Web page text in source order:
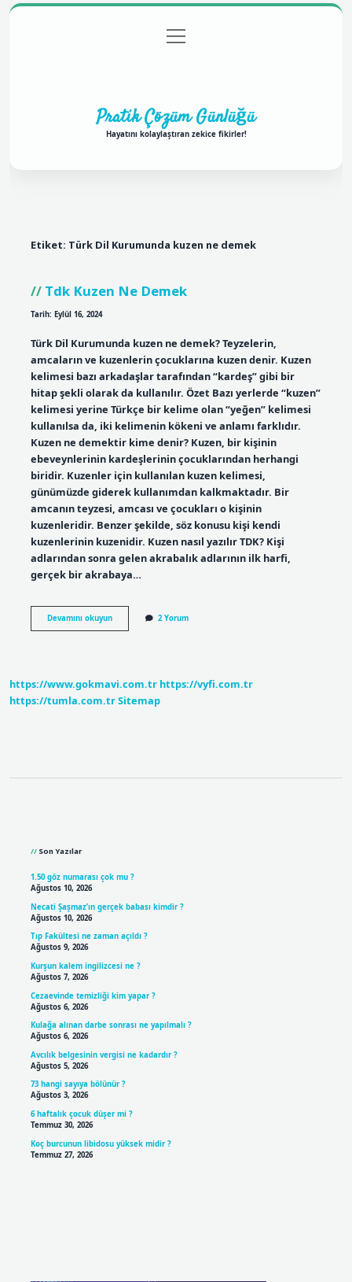
Gizlilik Politikası
menüyü
aç
Pratik Çözüm Günlüğü
Hayatını kolaylaştıran zekice fikirler!
Etiket: Türk Dil Kurumunda kuzen ne demek
Tdk Kuzen Ne Demek
Tarih: Eylül 16, 2024
Türk Dil Kurumunda kuzen ne demek? Teyzelerin,
amcaların ve kuzenlerin çocuklarına kuzen denir. Kuzen
kelimesi bazı arkadaşlar tarafından “kardeş” gibi bir
hitap şekli olarak da kullanılır. Özet Bazı yerlerde “kuzen”
kelimesi yerine Türkçe bir kelime olan “yeğen” kelimesi
kullanılsa da, iki kelimenin kökeni ve anlamı farklıdır.
Kuzen ne demektir kime denir? Kuzen, bir kişinin
ebeveynlerinin kardeşlerinin çocuklarından herhangi
biridir. Kuzenler için kullanılan kuzen kelimesi,
günümüzde giderek kullanımdan kalkmaktadır. Bir
amcanın teyzesi, amcası ve çocukları o kişinin
kuzenleridir. Benzer şekilde, söz konusu kişi kendi
kuzenlerinin kuzenidir. Kuzen nasıl yazılır TDK? Kişi
adlarından sonra gelen akrabalık adlarının ilk harfi,
gerçek bir akrabaya…
Devamını okuyunTdk
Kuzen
2 Yorum
https://www.gokmavi.com.tr https://vyfi.com.tr
https://tumla.com.trSitemap
Son Yazılar
1.50 göz numarası çok mu ?
Ağustos 10, 2026
Necati Şaşmaz’ın gerçek babası kimdir ?
Ağustos 10, 2026
Tıp Fakültesi ne zaman açıldı ?
Ağustos 9, 2026
Kurşun kalem ingilizcesi ne ?
Ağustos 7, 2026
Cezaevinde temizliği kim yapar ?
Ağustos 6, 2026
Kulağa alınan darbe sonrası ne yapılmalı ?
Ağustos 6, 2026
Avcılık belgesinin vergisi ne kadardır ?
Ağustos 5, 2026
73 hangi sayıya bölünür ?
Ağustos 3, 2026
6 haftalık çocuk düşer mi ?
Temmuz 30, 2026
Koç burcunun libidosu yüksek midir ?
Temmuz 27, 2026